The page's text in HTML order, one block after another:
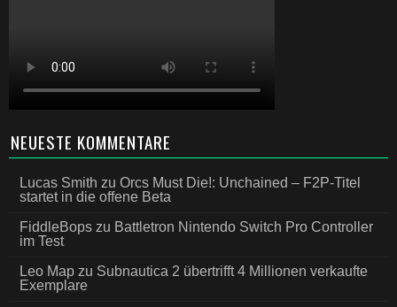
NEUESTE KOMMENTARE
Lucas Smith zu Orcs Must Die!: Unchained – F2P-Titel
startet in die offene Beta
FiddleBops zu Battletron Nintendo Switch Pro Controller
im Test
Leo Map zu Subnautica 2 übertrifft 4 Millionen verkaufte
Exemplare